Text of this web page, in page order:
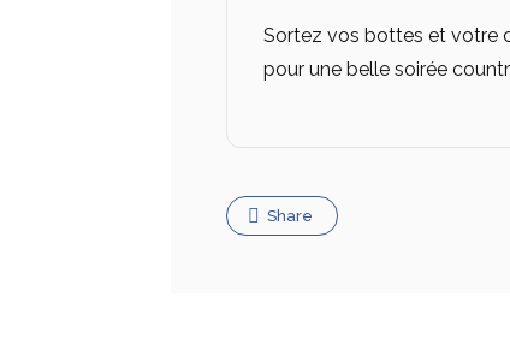
Sortez vos bottes et votre
pour une belle soirée
Share